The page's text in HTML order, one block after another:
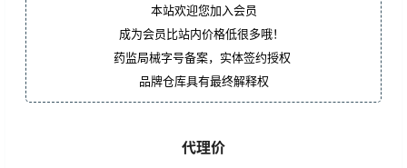
本站欢迎您加入会员
成为会员比站内价格低很多哦！
药监局械字号备案，实体签约授权
品牌仓库具有最终解释权
代理价